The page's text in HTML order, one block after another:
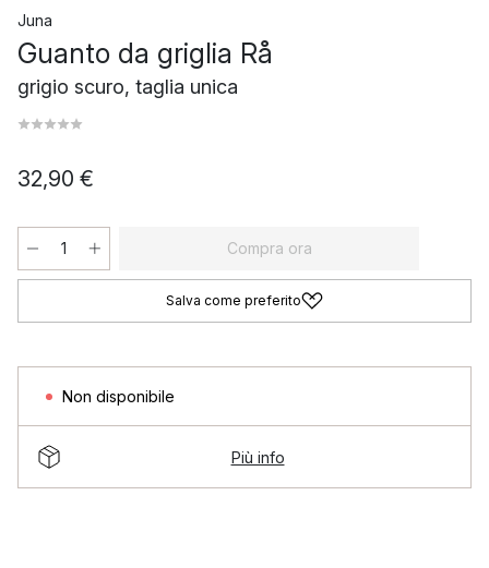
Juna
Guanto da griglia Rå
grigio scuro, taglia unica
32,90 €
Compra ora
Salva come preferito
Non disponibile
Più info